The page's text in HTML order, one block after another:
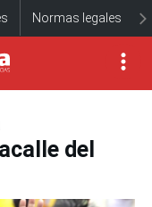
Normas legales
del